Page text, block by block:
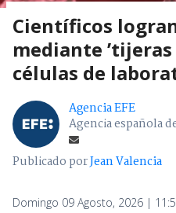
Científicos
mediante
células de
Agencia EFE
Agencia española
Publicado porJean Valencia
Domingo 09 Agosto, 2026 |